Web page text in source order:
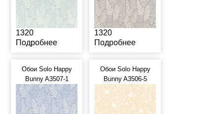
1320
Подробнее
1320
Подробнее
Обои Solo Happy
Bunny A3507-1
Обои Solo Happy
Bunny A3506-5